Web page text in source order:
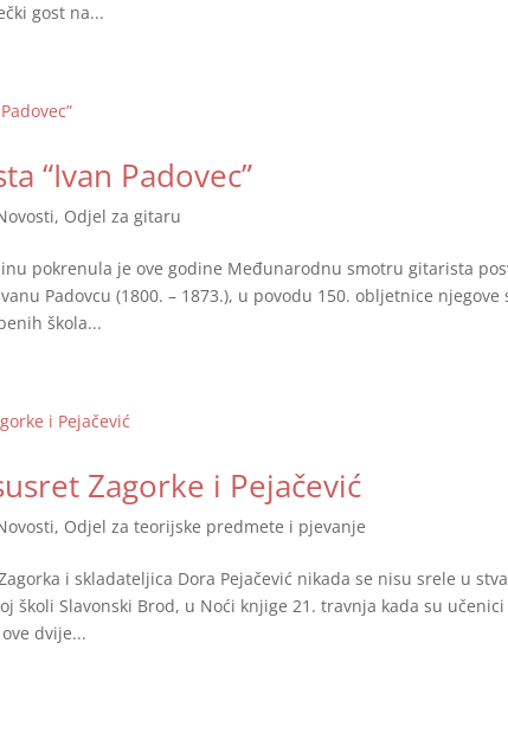
gost na...
“Ivan Padovec”
, Odjel za gitaru
pokrenula je ove godine Međunarodnu smotru gitarista
Padovcu (1800. – 1873.), u povodu 150. obljetnice
škola...
Zagorke i Pejačević
, Odjel za teorijske predmete i pjevanje
i skladateljica Dora Pejačević nikada se nisu srele u
školi Slavonski Brod, u Noći knjige 21. travnja kada su
dvije...